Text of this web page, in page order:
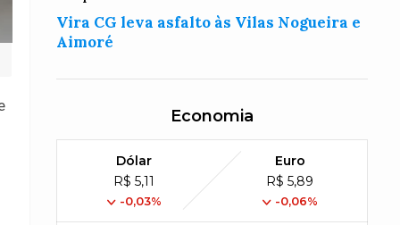
Vira CG leva asfalto às Vilas Nogueira e
Aimoré
Economia
Dólar
R$ 5,11
-0,03%
Euro
R$ 5,89
-0,06%